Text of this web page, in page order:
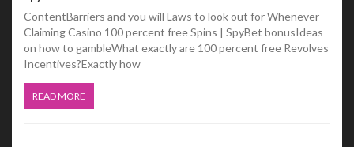
t
i
o
n
ContentBarriers and you will Laws to look out for Whenever
Claiming Casino 100 percent free Spins | SpyBet bonusIdeas
on how to gambleWhat exactly are 100 percent free Revolves
Incentives?Exactly how
READ MORE